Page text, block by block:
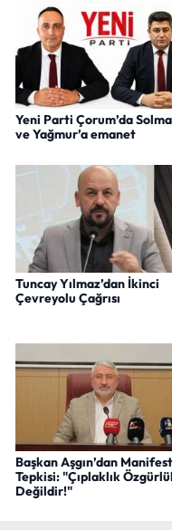
Yeni Parti Çorum’da
ve Yağmur’a emanet
Tuncay Yılmaz’dan İkinci
Çevreyolu Çağrısı
Başkan Aşgın’dan Manifest
Tepkisi: "Çıplaklık
Değildir!"